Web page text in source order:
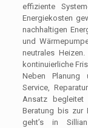
effiziente
Energiekosten
nachhaltigen
und
neutrales
kontinuierliche
Neben Planung
Service,
Ansatz begleitet
Beratung bis zur
geht’s in